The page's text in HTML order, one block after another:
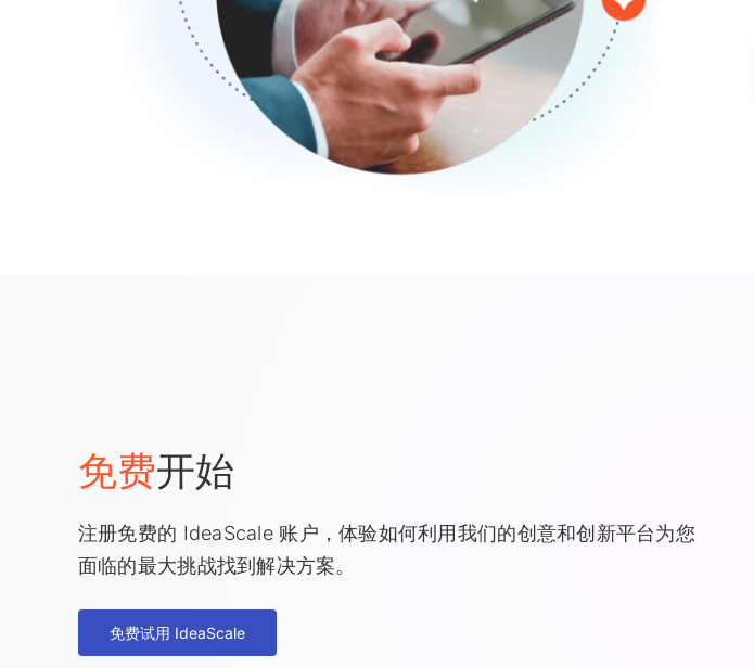
免费开始
注册免费的 IdeaScale 账户，体验如何利用我们的创意和创新平台为您
面临的最大挑战找到解决方案。
免费试用 IdeaScale